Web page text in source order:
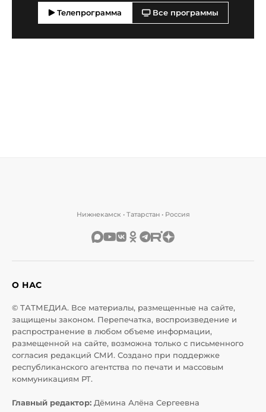
Телепрограмма Все программы
Нижнекамск • Татарстан • Россия
О НАС
© ТАТМЕДИА. Все материалы, размещенные на сайте,
защищены законом. Перепечатка, воспроизведение и
распространение в любом объеме информации,
размещенной на сайте, возможна только с письменного
согласия редакций СМИ. Создано при поддержке
республиканского агентства по печати и массовым
коммуникациям РТ.
Главный редактор: Дёмина Алёна Сергеевна